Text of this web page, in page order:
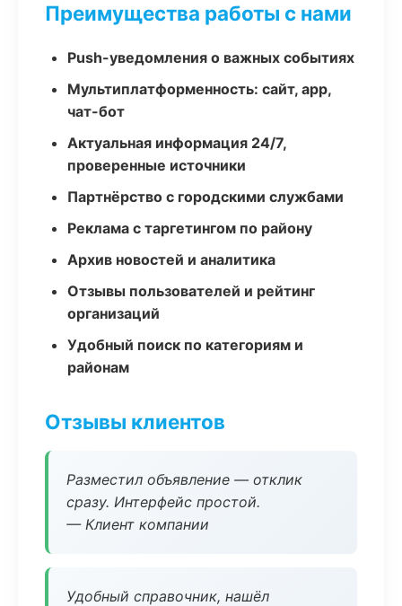
Преимущества работы с нами
Push-уведомления о важных событиях
Мультиплатформенность: сайт, app,
чат-бот
Актуальная информация 24/7,
проверенные источники
Партнёрство с городскими службами
Реклама с таргетингом по району
Архив новостей и аналитика
Отзывы пользователей и рейтинг
организаций
Удобный поиск по категориям и
районам
Отзывы клиентов
Разместил объявление — отклик
сразу. Интерфейс простой.
— Клиент компании
Удобный справочник, нашёл